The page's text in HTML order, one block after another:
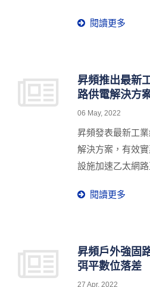
監控預報機制，當
閱讀更多
昇頻推出最新
路供電解決方
06 May, 2022
昇頻發表最新工
解決方案，有效
設施加速乙太網
的電纜線將數據和
樑、停車場和升
監控攝影機等。
和點對點乙太網
閱讀更多
昇頻戶外強固
弭平數位落差
27 Apr, 2022